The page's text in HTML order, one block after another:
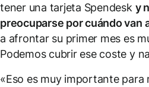
tener una tarjeta Spendesk y
preocuparse por cuándo van
a afrontar su primer mes es
Podemos cubrir ese coste y
«Eso es muy importante para